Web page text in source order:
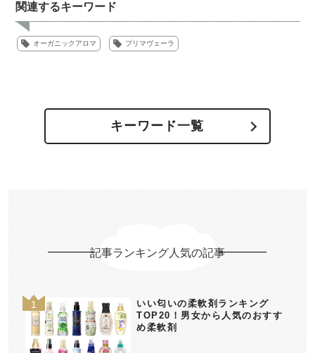
関連するキーワード
オーガニックアロマ プリマヴェーラ
キーワード一覧
記事ランキング人気の記事
いい匂いの柔軟剤ランキング
TOP20！男女から人気のおすす
め柔軟剤